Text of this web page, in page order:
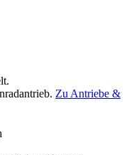
Zu Antriebe &